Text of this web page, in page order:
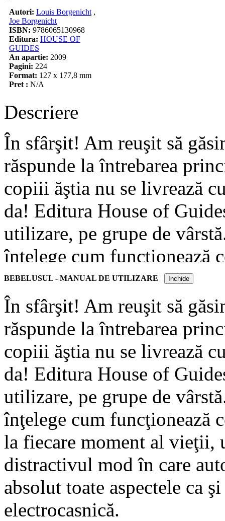
Autori: Louis Borgenicht ,
Joe Borgenicht
ISBN: 9786065130968
Editura: HOUSE OF
GUIDES
An apartie: 2009
Pagini: 224
Format: 127 x 177,8 mm
Pret : N/A
Descriere
În sfârşit! Am reuşit să
răspunde la întrebarea
copiii ăştia nu se livrează
da! Editura House of
utilizare, pe grupe de
înţelege cum funcţionează
la fiecare moment al vieţii,
distractivul mod în care
absolut toate aspectele ca
electrocasnică.
Primul este Bebeluşul -
ghid pentru începătorii în
BEBELUSUL - MANUAL DE UTILIZARE Inchide
În sfârşit! Am reuşit să
răspunde la întrebarea
copiii ăştia nu se livrează
da! Editura House of
utilizare, pe grupe de
înţelege cum funcţionează
la fiecare moment al vieţii,
distractivul mod în care
absolut toate aspectele ca
electrocasnică.